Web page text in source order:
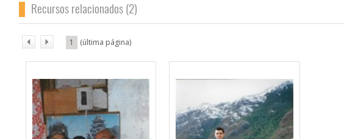
Recursos relacionados (2)
1